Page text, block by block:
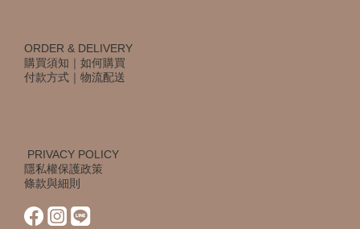
ORDER & DELIVERY
購買須知 ｜ 如何購買
付款方式 ｜ 物流配送
PRIVACY POLICY
隱私權保護政策
條款與細則